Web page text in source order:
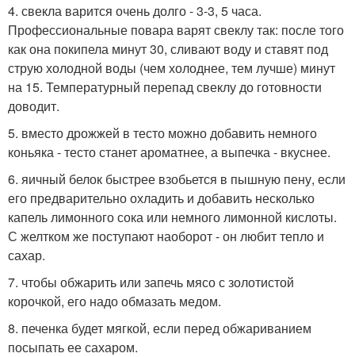
4. свекла варится очень долго - 3-3, 5 часа.
Профессиональные повара варят свеклу так: после того
как она покипела минут 30, сливают воду и ставят под
струю холодной воды (чем холоднее, тем лучше) минут
на 15. Температурный перепад свеклу до готовности
доводит.
5. вместо дрожжей в тесто можно добавить немного
коньяка - тесто станет ароматнее, а выпечка - вкуснее.
6. яичный белок быстрее взобьется в пышную пену, если
его предварительно охладить и добавить несколько
капель лимонного сока или немного лимонной кислоты.
С желтком же поступают наоборот - он любит тепло и
сахар.
7. чтобы обжарить или запечь мясо с золотистой
корочкой, его надо обмазать медом.
8. печенка будет мягкой, если перед обжариванием
посыпать ее сахаром.